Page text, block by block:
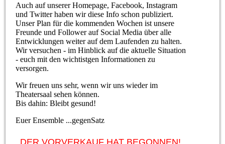
Auch auf unserer Homepage, Facebook, Instagram
und Twitter haben wir diese Info schon publiziert.
Unser Plan für die kommenden Wochen ist unsere
Freunde und Follower auf Social Media über alle
Entwicklungen weiter auf dem Laufenden zu halten.
Wir versuchen - im Hinblick auf die aktuelle Situation
- euch mit den wichtistgen Informationen zu
versorgen.
Wir freuen uns sehr, wenn wir uns wieder im
Theatersaal sehen können.
Bis dahin: Bleibt gesund!
Euer Ensemble ...gegenSatz